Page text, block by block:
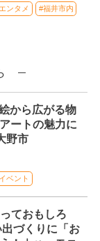
ンタメ #福井市内
から広がる物
ートの魅力に
野市
ベント
ておもしろ
づくりに「お